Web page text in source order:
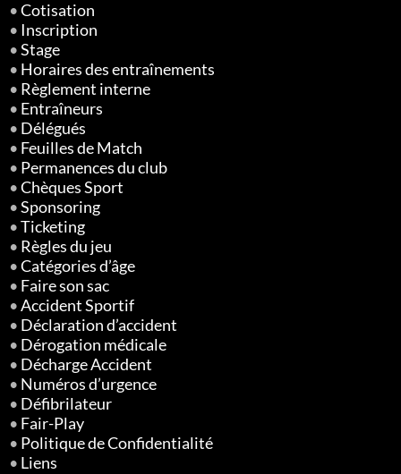
•Cotisation
• Inscription
•Stage
• Horaires des entraînements
• Règlement interne
• Entraîneurs
• Délégués
• Feuilles de Match
• Permanences du club
•Chèques Sport
•Sponsoring
•Ticketing
• Règles du jeu
•Catégories d’âge
• Faire son sac
•Accident Sportif
• Déclaration d’accident
• Dérogation médicale
• Décharge Accident
• Numéros d’urgence
• Défibrilateur
• Fair-Play
• Politique de Confidentialité
• Liens